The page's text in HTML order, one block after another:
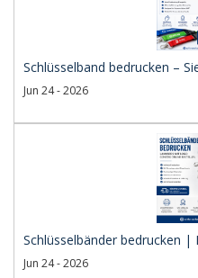
Schlüsselband bedrucken –
Jun 24 - 2026
Schlüsselbänder bedrucken |
Jun 24 - 2026